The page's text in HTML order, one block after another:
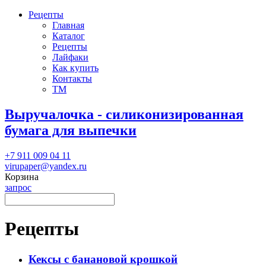
Рецепты
Главная
Каталог
Рецепты
Лайфаки
Как купить
Контакты
ТМ
Выручалочка - силиконизированная
бумага для выпечки
+7 911 009 04 11
virupaper@yandex.ru
Корзина
запрос
Рецепты
Кексы с банановой крошкой